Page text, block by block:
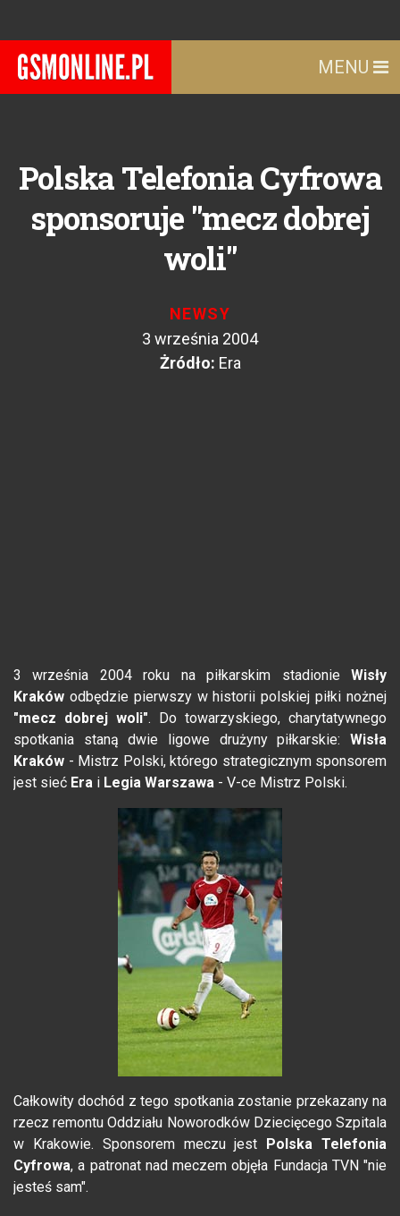
MENU
Polska Telefonia Cyfrowa
sponsoruje "mecz dobrej
woli"
NEWSY
3 września 2004
Żródło: Era
3 września 2004 roku na piłkarskim stadionie Wisły
Kraków odbędzie pierwszy w historii polskiej piłki nożnej
"mecz dobrej woli". Do towarzyskiego, charytatywnego
spotkania staną dwie ligowe drużyny piłkarskie: Wisła
Kraków - Mistrz Polski, którego strategicznym sponsorem
jest sieć Era i Legia Warszawa - V-ce Mistrz Polski.
Całkowity dochód z tego spotkania zostanie przekazany na
rzecz remontu Oddziału Noworodków Dziecięcego Szpitala
w Krakowie. Sponsorem meczu jest
Polska Telefonia
Cyfrowa, a patronat nad meczem objęła Fundacja TVN "nie
jesteś sam".